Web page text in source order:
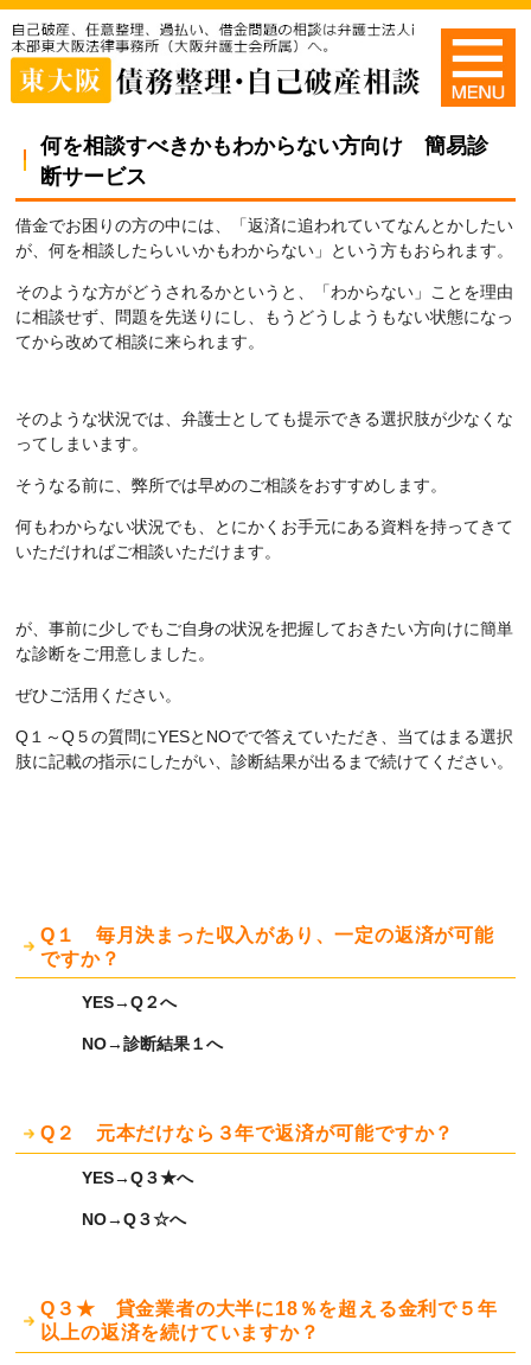
何を相談すべきかもわからない方向け 簡易診
断サービス
借金でお困りの方の中には、「返済に追われていてなんとかしたい
が、何を相談したらいいかもわからない」という方もおられます。
そのような方がどうされるかというと、「わからない」ことを理由
に相談せず、問題を先送りにし、もうどうしようもない状態になっ
てから改めて相談に来られます。
そのような状況では、弁護士としても提示できる選択肢が少なくな
ってしまいます。
そうなる前に、弊所では早めのご相談をおすすめします。
何もわからない状況でも、とにかくお手元にある資料を持ってきて
いただければご相談いただけます。
が、事前に少しでもご自身の状況を把握しておきたい方向けに簡単
な診断をご用意しました。
ぜひご活用ください。
Q１～Q５の質問にYESとNOでで答えていただき、当てはまる選択
肢に記載の指示にしたがい、診断結果が出るまで続けてください。
Q１ 毎月決まった収入があり、一定の返済が可能
ですか？
YES→Q２へ
NO→診断結果１へ
Q２ 元本だけなら３年で返済が可能ですか？
YES→Q３★へ
NO→Q３☆へ
Q３★ 貸金業者の大半に18％を超える金利で５年
以上の返済を続けていますか？